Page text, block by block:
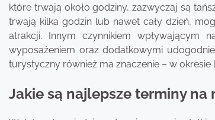
które trwają około godziny, zazwyczaj są
trwają kilka godzin lub nawet cały dzień,
atrakcji. Innym czynnikiem wpływającym
wyposażeniem oraz dodatkowymi
turystyczny również ma znaczenie – w
Jakie są najlepsze terminy na